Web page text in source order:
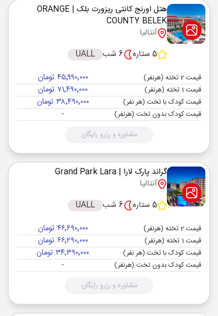
هتل اورنج کانتی ریزورت بلک | ORANGE
COUNTY BELEK
آنتالیا
5 ستاره
6 شب UALL
قیمت 2 تخته (هرنفر) ۴۵٬۹۹۰٬۰۰۰ تومان
قیمت 1 تخته (هرنفر) ۷۱٬۴۹۰٬۰۰۰ تومان
قیمت کودک با تخت (هر نفر) ۳۸٬۴۹۰٬۰۰۰ تومان
قیمت کودک بدون تخت (هرنفر) -
مشاوره و رزرو رایگان
گراند پارک لارا | Grand Park Lara
آنتالیا
5 ستاره
6 شب UALL
قیمت 2 تخته (هرنفر) ۴۶٬۶۹۰٬۰۰۰ تومان
قیمت 1 تخته (هرنفر) ۶۶٬۲۹۰٬۰۰۰ تومان
قیمت کودک با تخت (هر نفر) ۳۴٬۳۹۰٬۰۰۰ تومان
قیمت کودک بدون تخت (هرنفر) -
مشاوره و رزرو رایگان